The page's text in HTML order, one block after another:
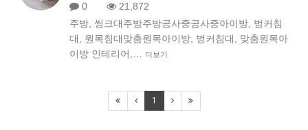
0
21,872
주방, 씽크대주방주방공사중공사중아이방, 벙커침
대, 원목침대맞춤원목아이방, 벙커침대, 맞춤원목아
이방 인테리어,…
더보기
1